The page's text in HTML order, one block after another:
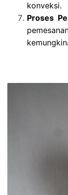
konveksi.
Proses